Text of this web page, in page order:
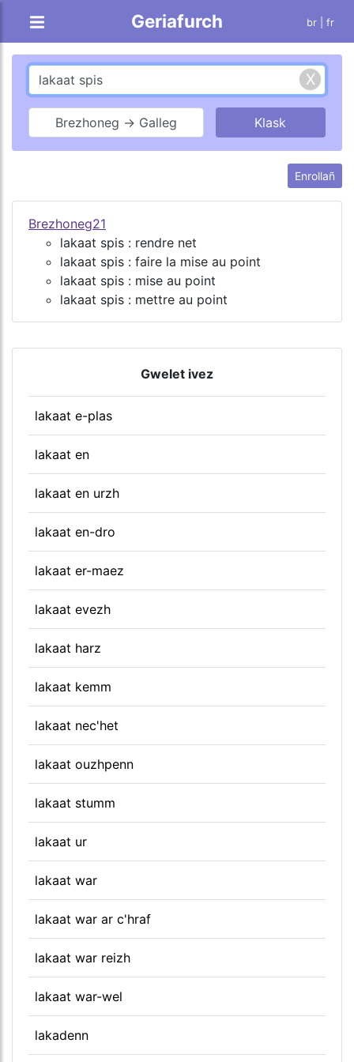
Geriafurch br | fr
Brezhoneg → Galleg
Enrollañ
Brezhoneg21
lakaat spis : rendre net
lakaat spis : faire la mise au point
lakaat spis : mise au point
lakaat spis : mettre au point
Gwelet ivez
lakaat e-plas
lakaat en
lakaat en urzh
lakaat en-dro
lakaat er-maez
lakaat evezh
lakaat harz
lakaat kemm
lakaat nec'het
lakaat ouzhpenn
lakaat stumm
lakaat ur
lakaat war
lakaat war ar c'hraf
lakaat war reizh
lakaat war-wel
lakadenn